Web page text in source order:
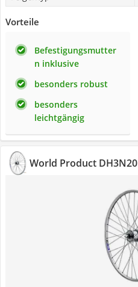
Vorteile
Befestigungsmutter
n inklusive
besonders robust
besonders
leichtgängig
World Product DH3N20